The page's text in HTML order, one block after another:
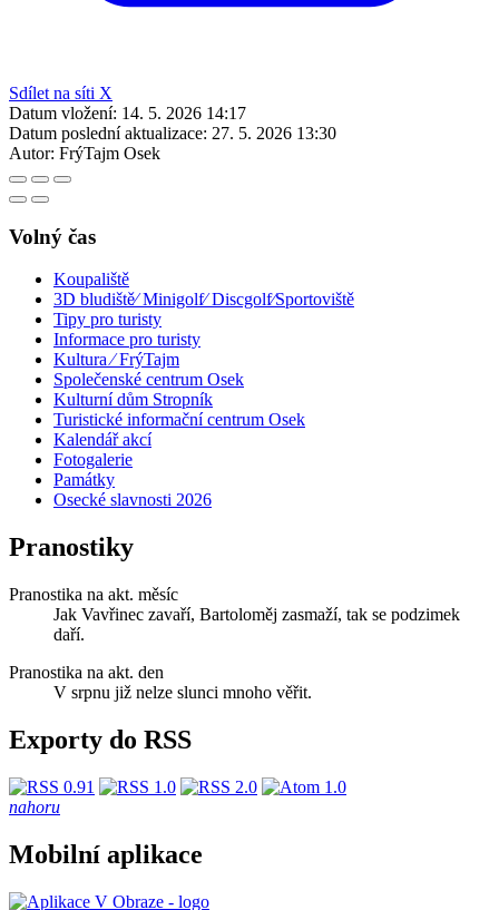
Sdílet na síti X
Datum vložení: 14. 5. 2026 14:17
Datum poslední aktualizace: 27. 5. 2026 13:30
Autor: FrýTajm Osek
Volný čas
Koupaliště
3D bludiště⁄ Minigolf⁄ Discgolf⁄Sportoviště
Tipy pro turisty
Informace pro turisty
Kultura ⁄ FrýTajm
Společenské centrum Osek
Kulturní dům Stropník
Turistické informační centrum Osek
Kalendář akcí
Fotogalerie
Památky
Osecké slavnosti 2026
Pranostiky
Pranostika na akt. měsíc
Jak Vavřinec zavaří, Bartoloměj zasmaží, tak se podzimek
daří.
Pranostika na akt. den
V srpnu již nelze slunci mnoho věřit.
Exporty do RSS
nahoru
Mobilní aplikace